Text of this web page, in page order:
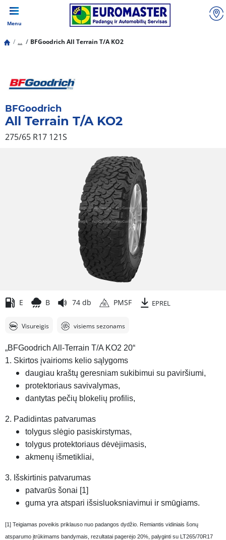
Menu
... BFGoodrich All Terrain T/A KO2
BFGoodrich
All Terrain T/A KO2
275/65 R17 121S
E B 74 db PMSF EPREL
Visureigis visiems sezonams
„BFGoodrich All-Terrain T/A KO2 20“
1. Skirtos įvairioms kelio sąlygoms
daugiau kraštų geresniam sukibimui su paviršiumi,
protektoriaus savivalymas,
dantytas pečių blokelių profilis,
2. Padidintas patvarumas
tolygus slėgio pasiskirstymas,
tolygus protektoriaus dėvėjimasis,
akmenų išmetikliai,
3. Išskirtinis patvarumas
patvarūs šonai [1]
guma yra atspari išsisluoksniavimui ir smūgiams.
[1] Teigiamas poveikis priklauso nuo padangos dydžio. Remiantis vidiniais šonų
atsparumo įtrūkimams bandymais, rezultatai pagerėjo 20%, palyginti su LT265/70R17